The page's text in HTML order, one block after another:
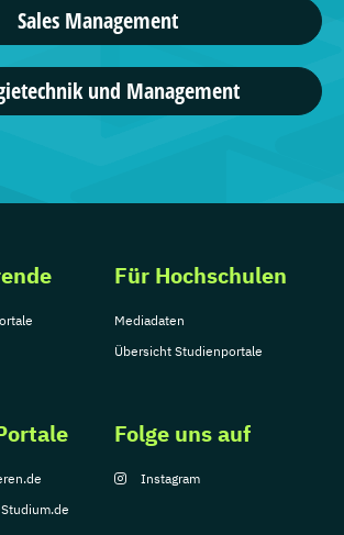
Sales Management
und Management
Für Hochschulen
Mediadaten
Übersicht Studienportale
Folge uns auf
Instagram